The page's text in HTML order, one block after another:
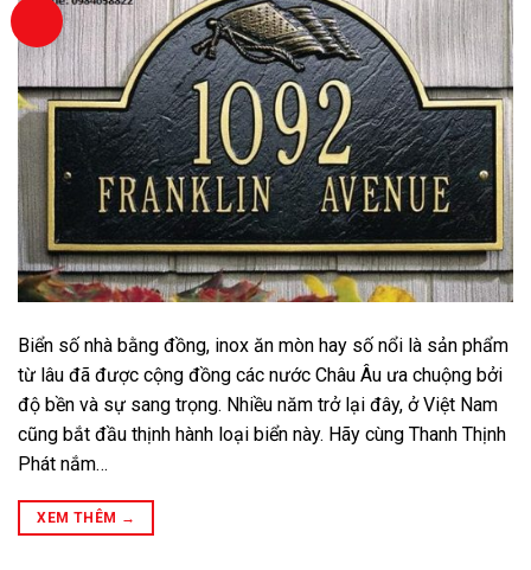
Biển số nhà bằng đồng, inox ăn mòn hay số nổi là sản phẩm
từ lâu đã được cộng đồng các nước Châu Âu ưa chuộng bởi
độ bền và sự sang trọng. Nhiều năm trở lại đây, ở Việt Nam
cũng bắt đầu thịnh hành loại biển này. Hãy cùng Thanh Thịnh
Phát nắm…
XEM THÊM →